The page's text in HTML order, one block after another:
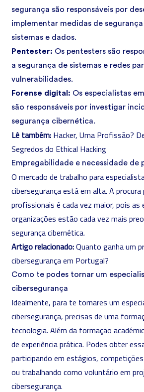
segurança são responsáveis por
implementar medidas de
sistemas e dados.
Pentester: Os pentesters são
a segurança de sistemas e redes
vulnerabilidades.
Forense digital: Os especialistas
são responsáveis por investigar
segurança cibernética.
Lê também: Hacker, Uma Profissão?
Segredos do Ethical Hacking
Empregabilidade e necessidade de
O mercado de trabalho para
cibersegurança está em alta. A
profissionais é cada vez maior, pois as
organizações estão cada vez mais
segurança cibernética.
Artigo relacionado:Quanto ganha um
cibersegurança em Portugal?
Como te podes tornar um
cibersegurança
Idealmente, para te tornares um
cibersegurança, precisas de uma
tecnologia. Além da formação
de experiência prática. Podes obter
participando em estágios,
ou trabalhando como voluntário em
cibersegurança.